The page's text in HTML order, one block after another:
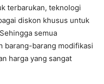
terbarukan, teknologi
diskon khusus untuk
semua
barang-barang modifikasi
harga yang sangat